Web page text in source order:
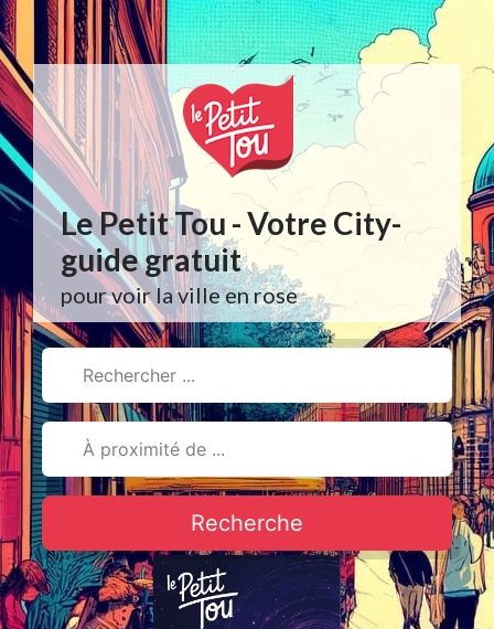
Aller
au
contenu
Le Petit Tou - Votre City-
guide gratuit
pour voir la ville en rose
Recherche